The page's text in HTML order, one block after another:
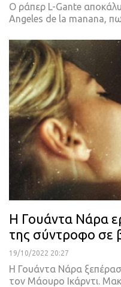
Ο ράπερ L-Gante
Angeles de la manana,
Η Γουάντα Νάρα
της σύντροφο σε
19/10/2022 20:27
Η Γουάντα Νάρα
τον Μάουρο Ικάρντι.